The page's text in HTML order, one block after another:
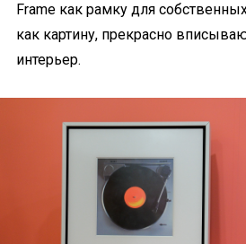
Frame как рамку для
как картину, прекрасно
интерьер.